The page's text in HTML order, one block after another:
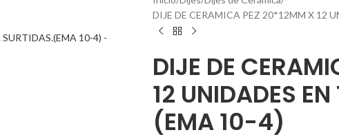
DIJE DE CERAMICA PEZ 20*12MM X 12
DIJE DE
12 UNIDADES
(EMA 10-4)